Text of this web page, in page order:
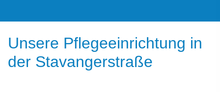
Unsere Pflegeeinrichtung in
der Stavangerstraße